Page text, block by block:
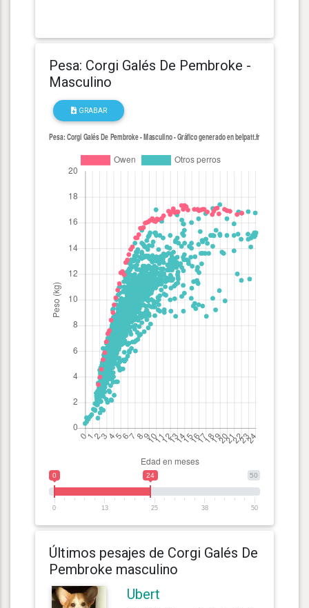
Pesa: Corgi Galés De Pembroke -
Masculino
GRABAR
50
0 24
0 13 25 38 50
Últimos pesajes de Corgi Galés De
Pembroke masculino
Ubert